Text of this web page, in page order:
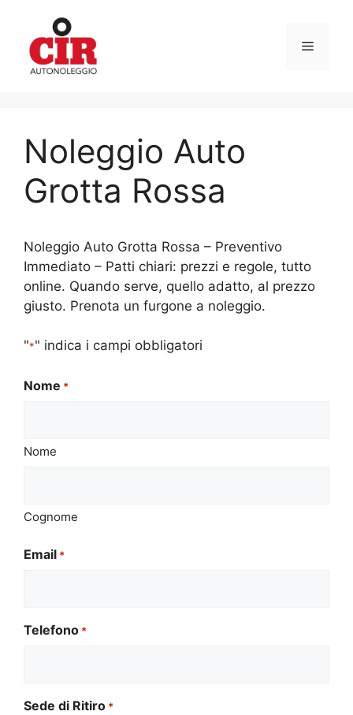
contenuto
Menu
Noleggio Auto
Grotta Rossa
Noleggio Auto Grotta Rossa – Preventivo
Immediato – Patti chiari: prezzi e regole, tutto
online. Quando serve, quello adatto, al prezzo
giusto. Prenota un furgone a noleggio.
"*" indica i campi obbligatori
Nome *
Nome
Cognome
Email *
Telefono *
Sede di Ritiro *